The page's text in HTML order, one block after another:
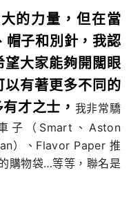
的力量，但在當
帽子和別針，我認
大家能夠開闊眼
有著更多不同的
才之士， 我非常驕
子（Smart、Aston
）、Flavor Paper 推
購物袋…等等，聯名是